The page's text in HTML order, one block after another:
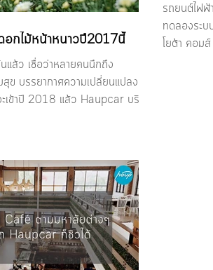
กไม้หน้าหนาวปี2017นี้
แล้ว เชื่อว่าหลายคนนึกถึง
ข บรรยากาศความเปลี่ยนแปลง
ะเข้าปี 2018 แล้ว Haupcar บริการ
รถยนต์ไฟฟ้
ทดลองระ
โยต้า คอม